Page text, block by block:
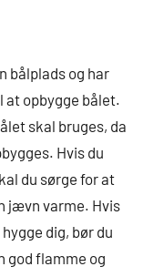
bålplads og har
at opbygge bålet.
skal bruges, da
Hvis du
du sørge for at
jævn varme. Hvis
dig, bør du
god flamme og